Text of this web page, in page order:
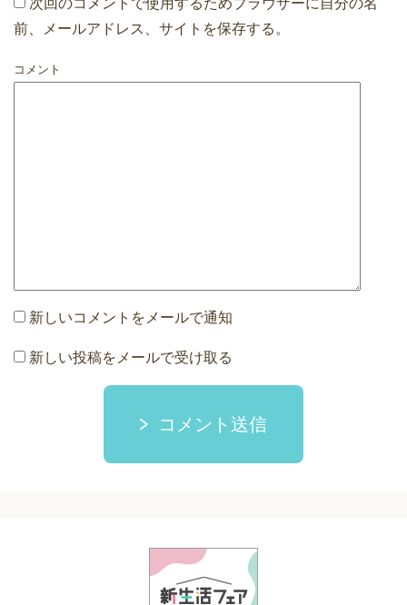
次回のコメントで使用するためブラウザーに自分の名
前、メールアドレス、サイトを保存する。
コメント
新しいコメントをメールで通知
新しい投稿をメールで受け取る
コメント送信